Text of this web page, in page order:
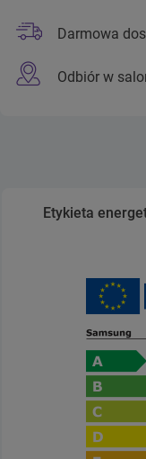
Darmowa
Odbiór w
Etykieta
Zwiń sekcję